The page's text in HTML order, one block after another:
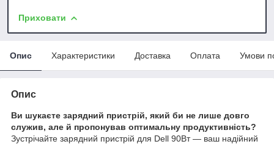
Приховати
Опис Характеристики Доставка Оплата Умови
Опис
Ви шукаєте зарядний пристрій, який би не лише довго
служив, але й пропонував оптимальну продуктивність?
Зустрічайте зарядний пристрій для Dell 90Вт — ваш надійний